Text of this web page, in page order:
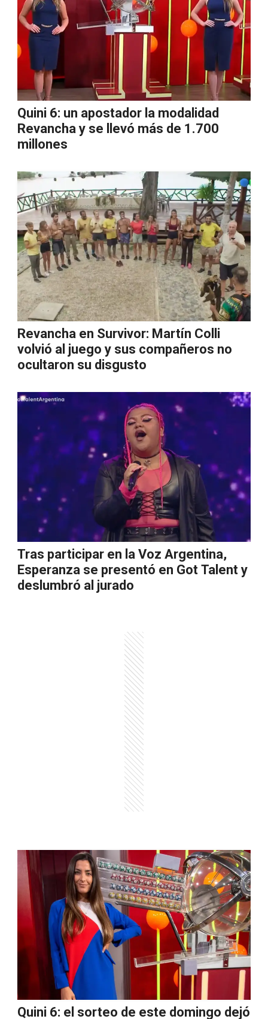
Quini 6: un apostador la modalidad
Revancha y se llevó más de 1.700
millones
Revancha en Survivor: Martín Colli
volvió al juego y sus compañeros no
ocultaron su disgusto
Tras participar en la Voz Argentina,
Esperanza se presentó en Got Talent y
deslumbró al jurado
Quini 6: el sorteo de este domingo dejó